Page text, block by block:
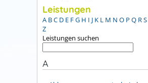
Leistungen
A BC D E FG H I J K L M N O P Q RS
Z
Leistungen suchen
A